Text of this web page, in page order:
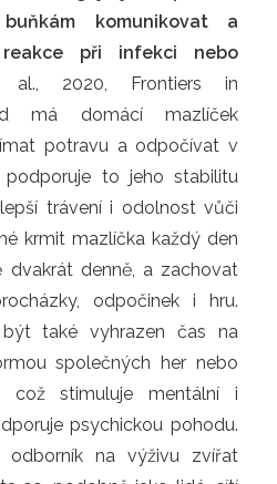
komunikovat a
při infekci nebo
al., 2020, Frontiers in
má domácí mazlíček
potravu a odpočívat v
podporuje to jeho stabilitu
trávení i odolnost vůči
krmit mazlíčka každý den
dvakrát denně, a zachovat
odpočinek i hru.
také vyhrazen čas na
společných her nebo
což stimuluje mentální i
psychickou pohodu.
na výživu zvířat